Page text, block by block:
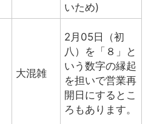
いため)
大混雑
2月05日（初
八）を「８」と
いう数字の縁起
を担いで営業再
開日にするとこ
ろもあります。